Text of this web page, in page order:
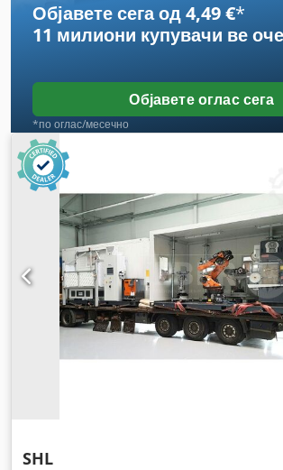
Објавете сега од 4,49 €*
11 милиони купувачи ве
Објавете оглас сега
*по оглас/месечно
SHL